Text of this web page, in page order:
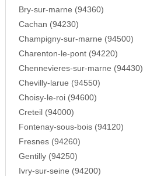
Bry-sur-marne (94360)
Cachan (94230)
Champigny-sur-marne (94500)
Charenton-le-pont (94220)
Chennevieres-sur-marne (94430)
Chevilly-larue (94550)
Choisy-le-roi (94600)
Creteil (94000)
Fontenay-sous-bois (94120)
Fresnes (94260)
Gentilly (94250)
Ivry-sur-seine (94200)